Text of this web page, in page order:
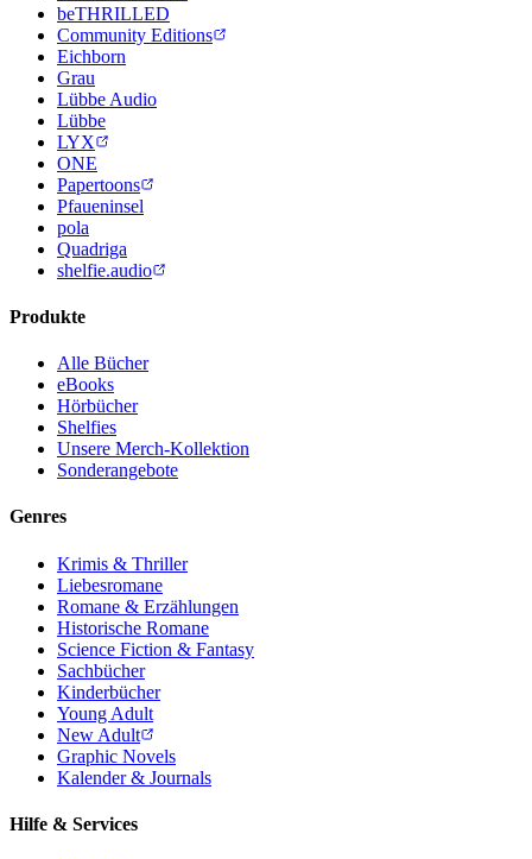
beTHRILLED
Community Editions
Eichborn
Grau
Lübbe Audio
Lübbe
LYX
ONE
Papertoons
Pfaueninsel
pola
Quadriga
shelfie.audio
Produkte
Alle Bücher
eBooks
Hörbücher
Shelfies
Unsere Merch-Kollektion
Sonderangebote
Genres
Krimis & Thriller
Liebesromane
Romane & Erzählungen
Historische Romane
Science Fiction & Fantasy
Sachbücher
Kinderbücher
Young Adult
New Adult
Graphic Novels
Kalender & Journals
Hilfe & Services